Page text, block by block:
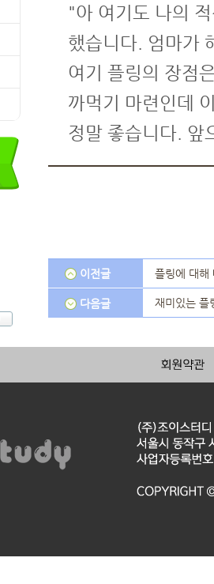
"아 여기도 나의
했습니다. 엄마가
여기 플링의 장점
까먹기 마련인데
정말 좋습니다. 앞
이전글 플링에 대해
다음글 재미있는 플